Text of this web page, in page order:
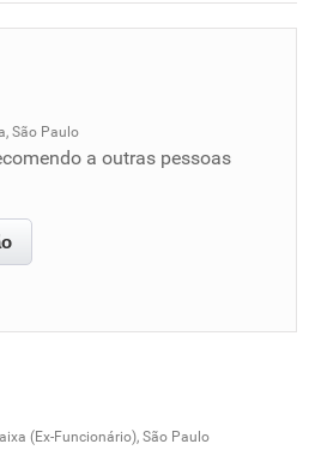
São Paulo
a outras pessoas
(Ex-Funcionário), São Paulo